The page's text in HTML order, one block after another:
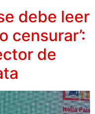
debe leer
censurar’:
de